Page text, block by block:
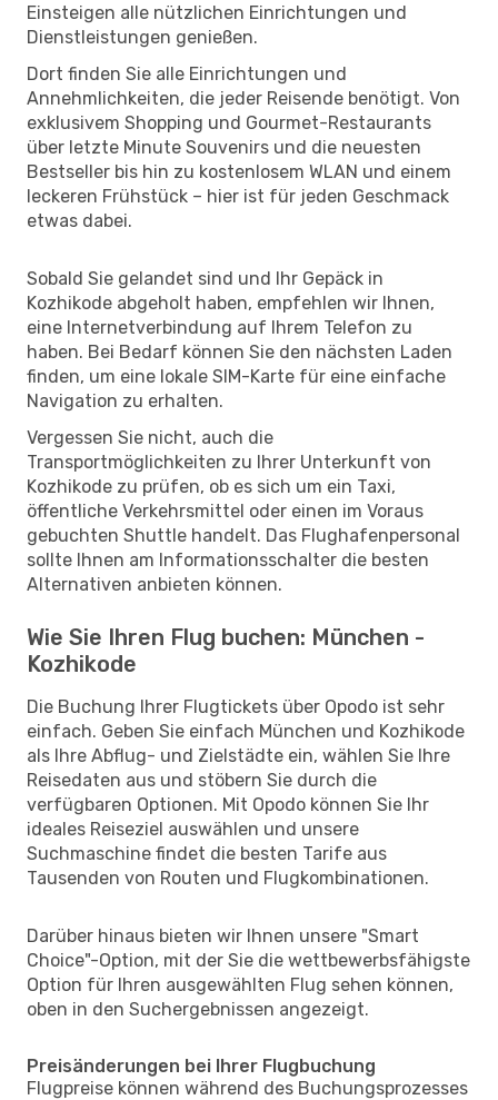
Einsteigen alle nützlichen Einrichtungen und
Dienstleistungen genießen.
Dort finden Sie alle Einrichtungen und
Annehmlichkeiten, die jeder Reisende benötigt. Von
exklusivem Shopping und Gourmet-Restaurants
über letzte Minute Souvenirs und die neuesten
Bestseller bis hin zu kostenlosem WLAN und einem
leckeren Frühstück – hier ist für jeden Geschmack
etwas dabei.
Sobald Sie gelandet sind und Ihr Gepäck in
Kozhikode abgeholt haben, empfehlen wir Ihnen,
eine Internetverbindung auf Ihrem Telefon zu
haben. Bei Bedarf können Sie den nächsten Laden
finden, um eine lokale SIM-Karte für eine einfache
Navigation zu erhalten.
Vergessen Sie nicht, auch die
Transportmöglichkeiten zu Ihrer Unterkunft von
Kozhikode zu prüfen, ob es sich um ein Taxi,
öffentliche Verkehrsmittel oder einen im Voraus
gebuchten Shuttle handelt. Das Flughafenpersonal
sollte Ihnen am Informationsschalter die besten
Alternativen anbieten können.
Wie Sie Ihren Flug buchen: München -
Kozhikode
Die Buchung Ihrer Flugtickets über Opodo ist sehr
einfach. Geben Sie einfach München und Kozhikode
als Ihre Abflug- und Zielstädte ein, wählen Sie Ihre
Reisedaten aus und stöbern Sie durch die
verfügbaren Optionen. Mit Opodo können Sie Ihr
ideales Reiseziel auswählen und unsere
Suchmaschine findet die besten Tarife aus
Tausenden von Routen und Flugkombinationen.
Darüber hinaus bieten wir Ihnen unsere "Smart
Choice"-Option, mit der Sie die wettbewerbsfähigste
Option für Ihren ausgewählten Flug sehen können,
oben in den Suchergebnissen angezeigt.
Preisänderungen bei Ihrer Flugbuchung
Flugpreise können während des Buchungsprozesses